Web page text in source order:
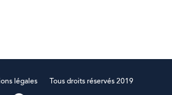
légales Tous droits réservés 2019